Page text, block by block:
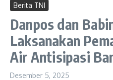
Berita TNI
Danpos dan
Laksanakan
Air Antisipasi
Desember 5, 2025